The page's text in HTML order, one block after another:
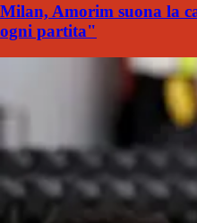
Milan, Amorim suona la
ogni partita"